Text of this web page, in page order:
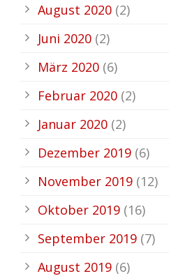
August 2020 (2)
Juni 2020 (2)
März 2020 (6)
Februar 2020 (2)
Januar 2020 (2)
Dezember 2019 (6)
November 2019 (12)
Oktober 2019 (16)
September 2019 (7)
August 2019 (6)